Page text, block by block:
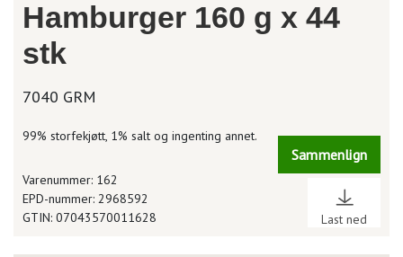
Hamburger 160 g x 44
stk
7040 GRM
99% storfekjøtt, 1% salt og ingenting annet.
Sammenlign
Last ned
Varenummer: 162
EPD-nummer: 2968592
GTIN: 07043570011628